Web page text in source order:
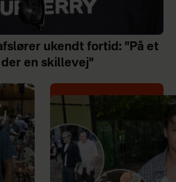
ukendt fortid: "På et
en skillevej"